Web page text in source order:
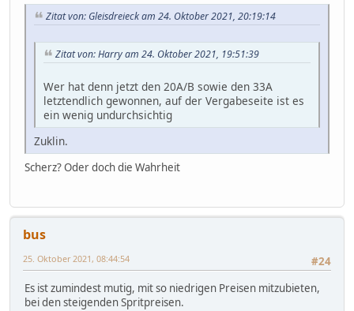
Zitat von: Gleisdreieck am 24. Oktober 2021, 20:19:14
Zitat von: Harry am 24. Oktober 2021, 19:51:39
Wer hat denn jetzt den 20A/B sowie den 33A
letztendlich gewonnen, auf der Vergabeseite ist es
ein wenig undurchsichtig
Zuklin.
Scherz? Oder doch die Wahrheit
bus
#24
25. Oktober 2021, 08:44:54
Es ist zumindest mutig, mit so niedrigen Preisen mitzubieten,
bei den steigenden Spritpreisen.